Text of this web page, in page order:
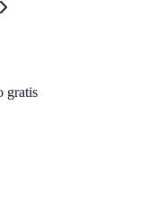
gratis